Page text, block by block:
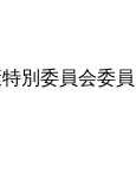
別委員会委員